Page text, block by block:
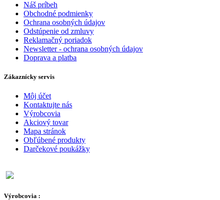
Náš príbeh
Obchodné podmienky
Ochrana osobných údajov
Odstúpenie od zmluvy
Reklamačný poriadok
Newsletter - ochrana osobných údajov
Doprava a platba
Zákaznícky servis
Môj účet
Kontaktujte nás
Výrobcovia
Akciový tovar
Mapa stránok
Obľúbené produkty
Darčekové poukážky
Výrobcovia :